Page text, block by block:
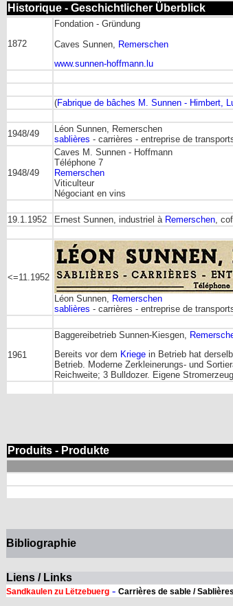
Historique - Geschichtlicher Überblick
1872
Fondation - Gründung
Caves Sunnen, Remerschen
www.sunnen-hoffmann.lu
(Fabrique de bâches M. Sunnen - Himbert,
1948/49
Léon Sunnen, Remerschen
sablières - carrières - entreprise de
1948/49
Caves M. Sunnen - Hoffmann
Téléphone 7
Remerschen
Viticulteur
Négociant en vins
19.1.1952 Ernest Sunnen, industriel à Remerschen,
<=11.1952
Léon Sunnen, Remerschen
sablières - carrières - entreprise de
1961
Baggereibetrieb Sunnen-Kiesgen,
Bereits vor dem Kriege in Betrieb hat
Betrieb. Moderne Zerkleinerungs- und
Reichweite; 3 Bulldozer. Eigene
Produits - Produkte
Bibliographie
Liens / Links
Sandkaulen zu Lëtzebuerg - Carrières de sable /